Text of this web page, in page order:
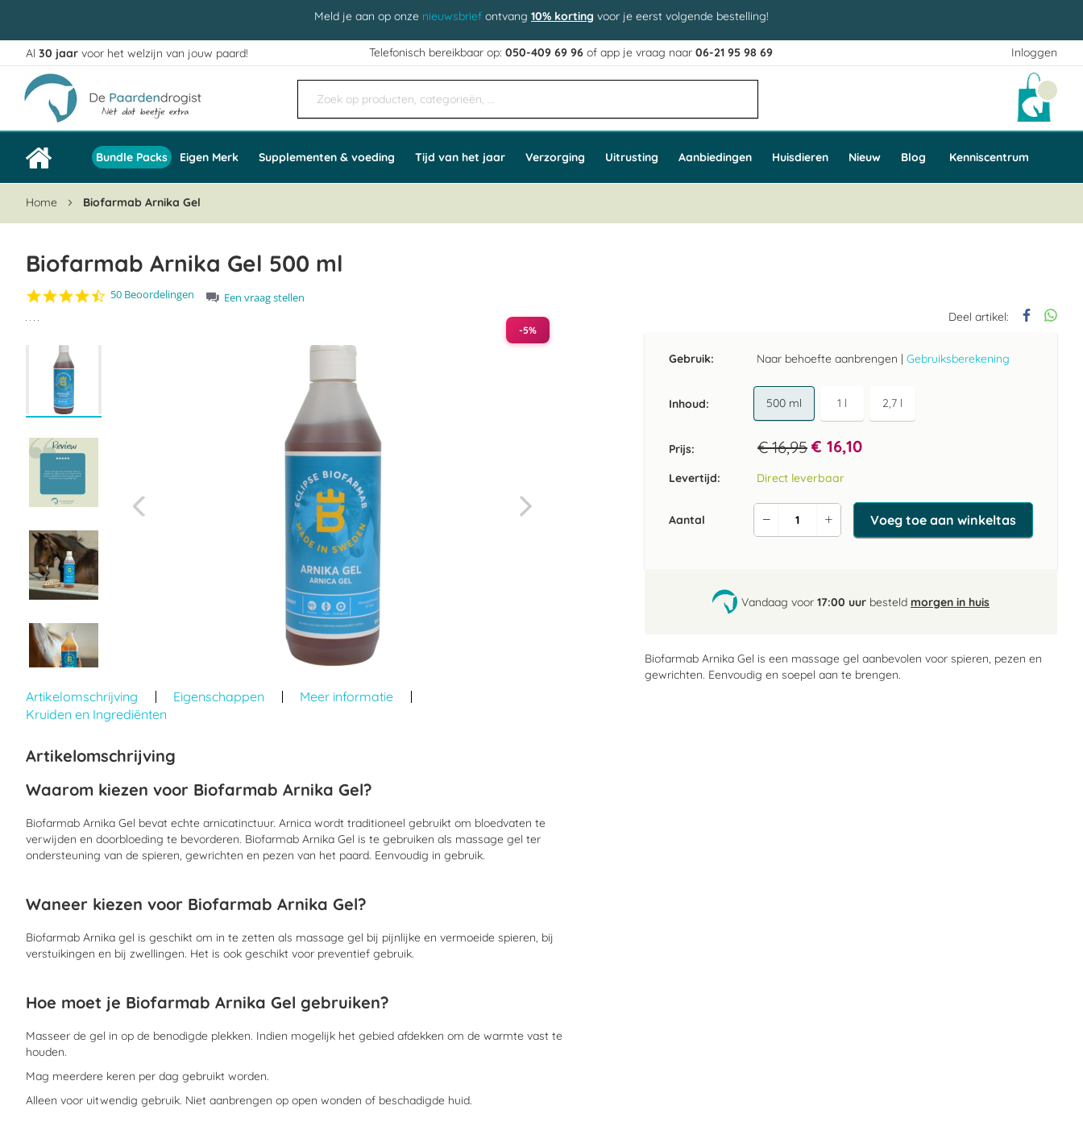
Meld je aan op onze nieuwsbrief ontvang 10% korting voor je eerst volgende bestelling!
Inloggen
Ga
naar
de
inhoud
Al 30 jaar voor het welzijn van jouw paard! Telefonisch bereikbaar op:050-409 69 96 of app je vraag naar06-21 95 98 69
Bundle Packs Eigen Merk Supplementen & voeding Tijd van het jaar Verzorging Uitrusting Aanbiedingen Huisdieren Nieuw Blog Kenniscentrum
Home Biofarmab Arnika Gel
Biofarmab Arnika Gel 500 ml
4.6
50 Beoordelingen
Een vraag stellen
Deel artikel:
Gebruik: Naar behoefte aanbrengen | Gebruiksberekening
Inhoud 500 ml 1 l 2,7 l
Prijs: € 16,95 € 16,10
Levertijd: Direct leverbaar
Aantal
Verhoog
de
Verlaag
de
Voeg toe aan winkeltas
Vandaag voor 17:00 uur besteld morgen in huis
Biofarmab Arnika Gel is een massage gel aanbevolen voor spieren, pezen en
gewrichten. Eenvoudig en soepel aan te brengen.
-5%
afbeeldingen-
naar
het
begin
de
gallerij
Artikelomschrijving Eigenschappen
Meer informatie
Kruiden en Ingrediënten
Artikelomschrijving
Waarom kiezen voor Biofarmab Arnika Gel?
Biofarmab Arnika Gel bevat echte arnicatinctuur. Arnica wordt traditioneel gebruikt om bloedvaten te
verwijden en doorbloeding te bevorderen. Biofarmab Arnika Gel is te gebruiken als massage gel ter
ondersteuning van de spieren, gewrichten en pezen van het paard. Eenvoudig in gebruik.
Waneer kiezen voor Biofarmab Arnika Gel?
Biofarmab Arnika gel is geschikt om in te zetten als massage gel bij pijnlijke en vermoeide spieren, bij
verstuikingen en bij zwellingen. Het is ook geschikt voor preventief gebruik.
Hoe moet je Biofarmab Arnika Gel gebruiken?
Masseer de gel in op de benodigde plekken. Indien mogelijk het gebied afdekken om de warmte vast te
houden.
Mag meerdere keren per dag gebruikt worden.
Alleen voor uitwendig gebruik. Niet aanbrengen op open wonden of beschadigde huid.